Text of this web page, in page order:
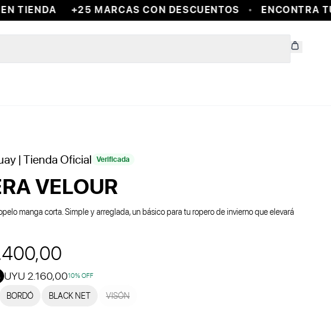
TIENDA +25 MARCAS CON DESCUENTOS ENCONTRA
| Tienda Oficial Verificada
VELOUR
manga corta. Simple y arreglada, un básico para tu ropero de invierno que elevará
UYU 2.160,0010% OFF
BORDÓ BLACK NET VISÓN